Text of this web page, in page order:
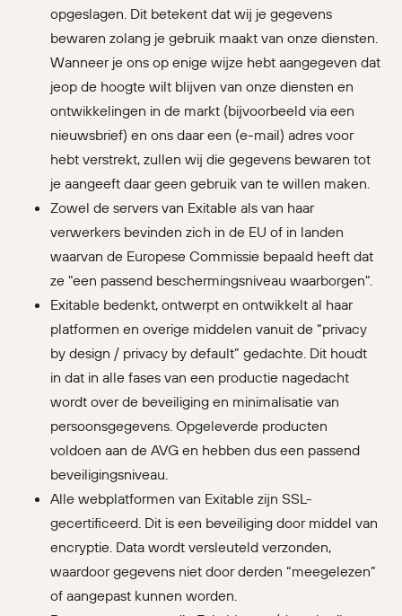
opgeslagen. Dit betekent dat wij je gegevens
bewaren zolang je gebruik maakt van onze diensten.
Wanneer je ons op enige wijze hebt aangegeven dat
jeop de hoogte wilt blijven van onze diensten en
ontwikkelingen in de markt (bijvoorbeeld via een
nieuwsbrief) en ons daar een (e-mail) adres voor
hebt verstrekt, zullen wij die gegevens bewaren tot
je aangeeft daar geen gebruik van te willen maken.
Zowel de servers van Exitable als van haar
verwerkers bevinden zich in de EU of in landen
waarvan de Europese Commissie bepaald heeft dat
ze "een passend beschermingsniveau waarborgen".
Exitable bedenkt, ontwerpt en ontwikkelt al haar
platformen en overige middelen vanuit de “privacy
by design / privacy by default” gedachte. Dit houdt
in dat in alle fases van een productie nagedacht
wordt over de beveiliging en minimalisatie van
persoonsgegevens. Opgeleverde producten
voldoen aan de AVG en hebben dus een passend
beveiligingsniveau.
Alle webplatformen van Exitable zijn SSL-
gecertificeerd. Dit is een beveiliging door middel van
encryptie. Data wordt versleuteld verzonden,
waardoor gegevens niet door derden “meegelezen”
of aangepast kunnen worden.